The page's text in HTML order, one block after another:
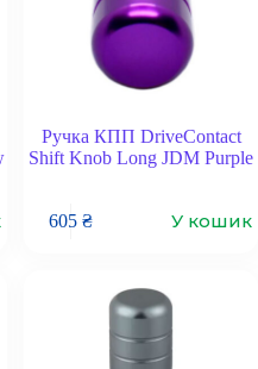
Ручка КПП DriveContact
Shift Knob Long JDM Purple
605 ₴ У кошик